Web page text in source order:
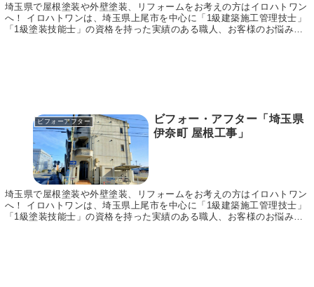
埼玉県で屋根塗装や外壁塗装、リフォームをお考えの方はイロハトワン
へ！ イロハトワンは、埼玉県上尾市を中心に「1級建築施工管理技士」
「1級塗装技能士」の資格を持った実績のある職人、お客様のお悩みに
ビフォーアフター
ビフォー・アフター「埼玉県
伊奈町 屋根工事」
埼玉県で屋根塗装や外壁塗装、リフォームをお考えの方はイロハトワン
へ！ イロハトワンは、埼玉県上尾市を中心に「1級建築施工管理技士」
「1級塗装技能士」の資格を持った実績のある職人、お客様のお悩みに